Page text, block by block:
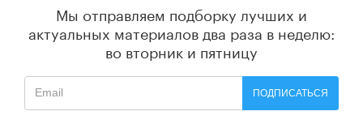
Мы отправляем подборку лучших и
актуальных материалов два раза в неделю:
во вторник и пятницу
ПОДПИСАТЬСЯ